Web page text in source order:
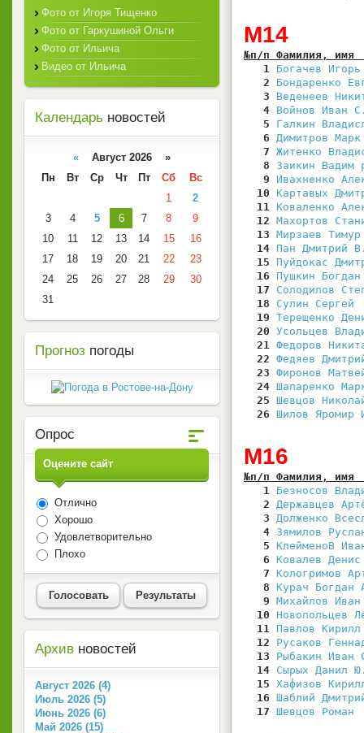
М14
№п/п Фамилия,
   1
   2
   3
   4
   5
Галкин
   6
   7
Житенко
   8
   9
  10
  11
  12
Махортов
  13
  14
Пан
  15
  16
Пушкин
  17
  18
  19
  20
Усольцев
  21
  22
Федяев
  23
  24
  25
  26
Шилов
М16
№п/п Фамилия,
   1
Безносов
   2
   3
   4
   5
   6
   7
   8
Курач
   9
  10
  11
Павлов
  12
  13
  14
Сырых
  15
  16
Шаблий
  17
Фото от Игоря Тищенко
Фото от Гаркушиной Ольги
Фото от Ильича
Видео от Ильича
Календарь новостей
« Август 2026 »
Пн
Вт Ср Чт Пт Сб
Вс
1
2
3
4 5 6 7 8
9
10
11 12 13 14 15
16
17
18 19 20 21 22
23
24
25 26 27 28 29
30
31
Прогноз погоды
Опрос
Оцените сайт
Отлично
Хорошо
Удовлетворительно
Плохо
Голосовать Результаты
Архив новостей
Август 2026 (4)
Июль 2026 (5)
Июнь 2026 (6)
Май 2026 (15)